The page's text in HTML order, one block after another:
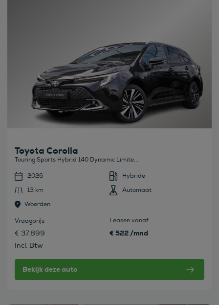
Toyota Corolla
Touring Sports Hybrid 140 Dynamic Limite...
2026
Hybride
13 km
Automaat
Woerden
Vraagprijs
€ 37.899
Incl. Btw
Leasen vanaf
€ 522 /mnd
Bekijk deze auto